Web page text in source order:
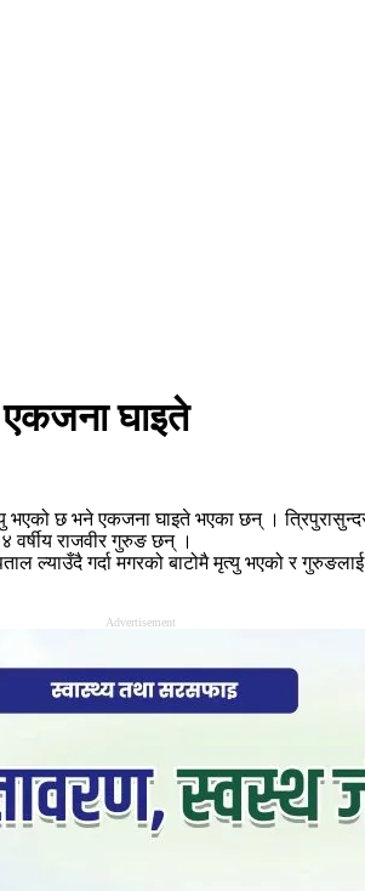
घाइते
छ भने एकजना घाइते भएका छन् ।
वर्षीय राजवीर गुरुङ छन् ।
ल्याउँदै गर्दा मगरको बाटोमै मृत्यु भएको र
Advertisement